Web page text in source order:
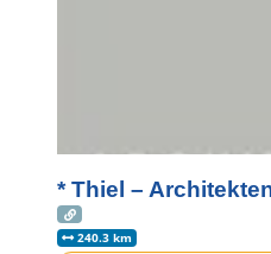
* Thiel –
240.3 km